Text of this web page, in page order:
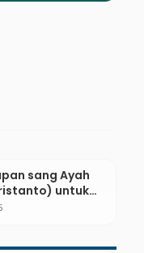
sang Ayah
untuk
Soen